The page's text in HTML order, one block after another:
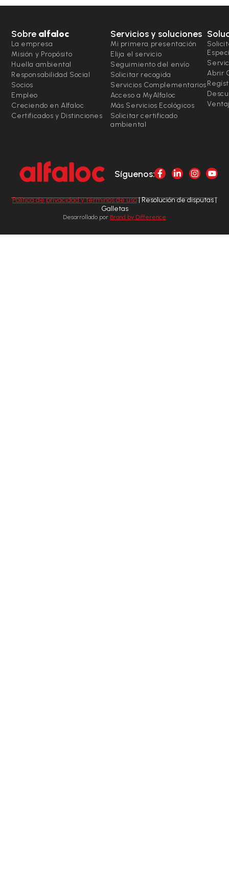
Sobre alfaloc
La empresa
Misión y Propósito
Huella ambiental
Responsabilidad Social
Socios
Empleo
Creciendo en Alfaloc
Certificados y Distinciones
Servicios y soluciones
Mi primera presentación
Elija el servicio
Seguimiento del envío
Solicitar recogida
Servicios Complementarios
Acceso a MyAlfaloc
Más Servicios Ecológicos
Solicitar certificado
ambiental
Abrir
Síguenos:
Política de privacidad y términos de uso| Resolución de disputas |
Galletas
Desarrollado por Brand by Difference